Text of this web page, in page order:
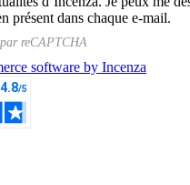
présent dans chaque e-mail.
reCAPTCHA
software by Incenza